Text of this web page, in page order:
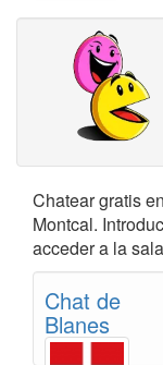
Chatear gratis
Montcal.
acceder a la
Chat de
Blanes